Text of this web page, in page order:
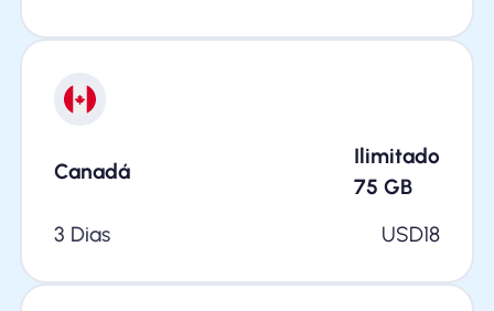
Canadá
Ilimitado
75 GB
3 Dias
USD18